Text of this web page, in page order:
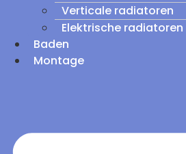
Verticale radiatoren
Elektrische radiatoren
Baden
Montage